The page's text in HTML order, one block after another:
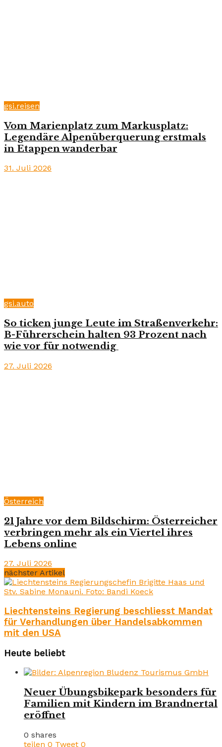
gsi.reisen
Vom Marienplatz zum Markusplatz:
Legendäre Alpenüberquerung erstmals
in Etappen wanderbar
31. Juli 2026
gsi.auto
So ticken junge Leute im Straßenverkehr:
B-Führerschein halten 93 Prozent nach
wie vor für notwendig
27. Juli 2026
Österreich
21 Jahre vor dem Bildschirm: Österreicher
verbringen mehr als ein Viertel ihres
Lebens online
27. Juli 2026
nächster Artikel
Liechtensteins Regierung beschliesst Mandat
für Verhandlungen über Handelsabkommen
mit den USA
Heute beliebt
Neuer Übungsbikepark besonders für
Familien mit Kindern im Brandnertal
eröffnet
0 shares
teilen 0 Tweet 0